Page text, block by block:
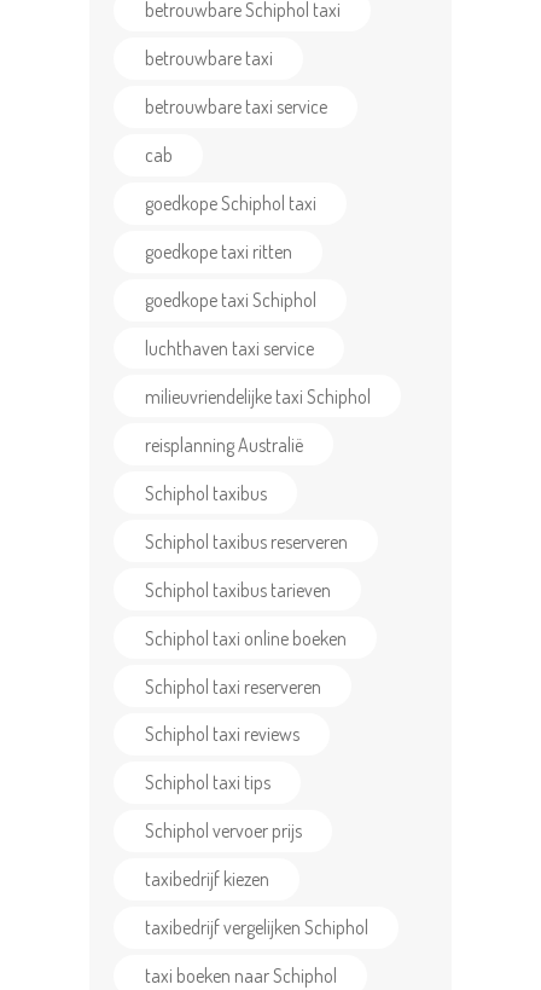
CONTACT US
betrouwbare Schiphol taxi
betrouwbare taxi
betrouwbare taxi service
cab
goedkope Schiphol taxi
goedkope taxi ritten
goedkope taxi Schiphol
luchthaven taxi service
milieuvriendelijke taxi Schiphol
reisplanning Australië
Schiphol taxibus
Schiphol taxibus reserveren
Schiphol taxibus tarieven
Schiphol taxi online boeken
Schiphol taxi reserveren
Schiphol taxi reviews
Schiphol taxi tips
Schiphol vervoer prijs
taxibedrijf kiezen
taxibedrijf vergelijken Schiphol
taxi boeken naar Schiphol